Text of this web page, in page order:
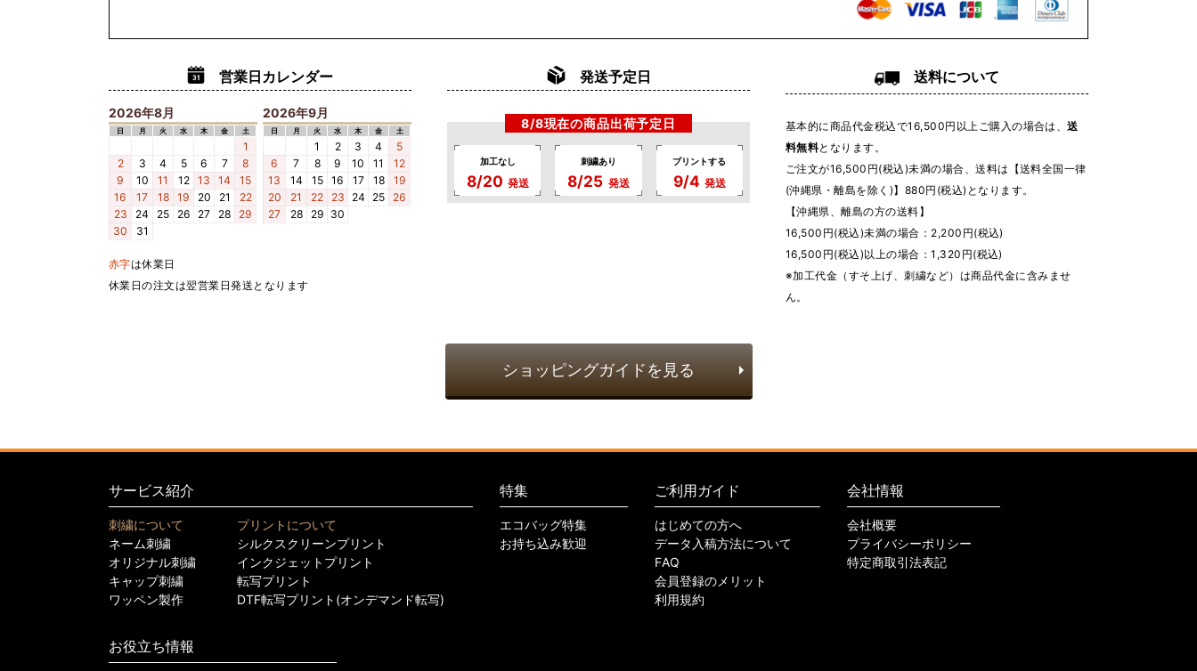
営業日カレンダー
2026年8月
日 月 火 水 木 金 土
1
2
3 4 5 6 7
8
9
10 11 12 13 14
15
16
17 18 19 20 21
22
23
24 25 26 27 28
29
30
31
2026年9月
日 月 火 水 木 金 土
1 2 3 4
5
6
7 8 9 10 11
12
13
14 15 16 17 18
19
20
21 22 23 24 25
26
27
28 29 30
赤字は休業日
休業日の注文は翌営業日発送となります
発送予定日
8/8現在の商品出荷予定日
加工なし
8/20 発送
刺繍あり
8/25 発送
プリントする
9/4 発送
送料について
基本的に商品代金税込で16,500円以上ご購入の場合は、送
料無料となります。
ご注文が16,500円(税込)未満の場合、送料は【送料全国一律
(沖縄県・離島を除く)】880円(税込)となります。
【沖縄県、離島の方の送料】
16,500円(税込)未満の場合：2,200円(税込)
16,500円(税込)以上の場合：1,320円(税込)
※加工代金（すそ上げ、刺繍など）は商品代金に含みませ
ん。
ショッピングガイドを見る
サービス紹介
刺繍について
ネーム刺繍
オリジナル刺繍
キャップ刺繍
ワッペン製作
プリントについて
シルクスクリーンプリント
インクジェットプリント
転写プリント
DTF転写プリント(オンデマンド転写)
特集
エコバッグ特集
お持ち込み歓迎
ご利用ガイド
はじめての方へ
データ入稿方法について
FAQ
会員登録のメリット
利用規約
会社情報
会社概要
プライバシーポリシー
特定商取引法表記
お役立ち情報